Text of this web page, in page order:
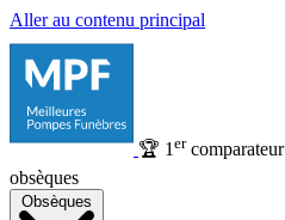
Aller au contenu principal
🏆 1 ercomparateur
obsèques
Obsèques